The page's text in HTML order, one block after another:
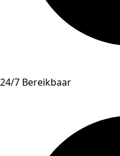
24/7 Bereikbaar